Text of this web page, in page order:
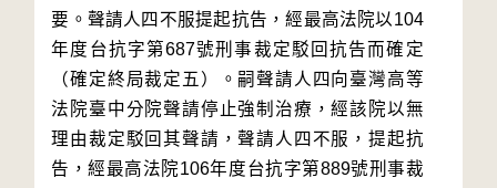
要。聲請人四不服提起抗告，經最高法院以104
年度台抗字第687號刑事裁定駁回抗告而確定
（確定終局裁定五）。嗣聲請人四向臺灣高等
法院臺中分院聲請停止強制治療，經該院以無
理由裁定駁回其聲請，聲請人四不服，提起抗
告，經最高法院106年度台抗字第889號刑事裁